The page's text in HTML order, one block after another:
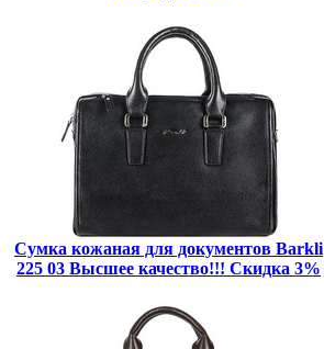
Сумка кожаная для документов Barkli
225 03 Высшее качество!!! Скидка 3%